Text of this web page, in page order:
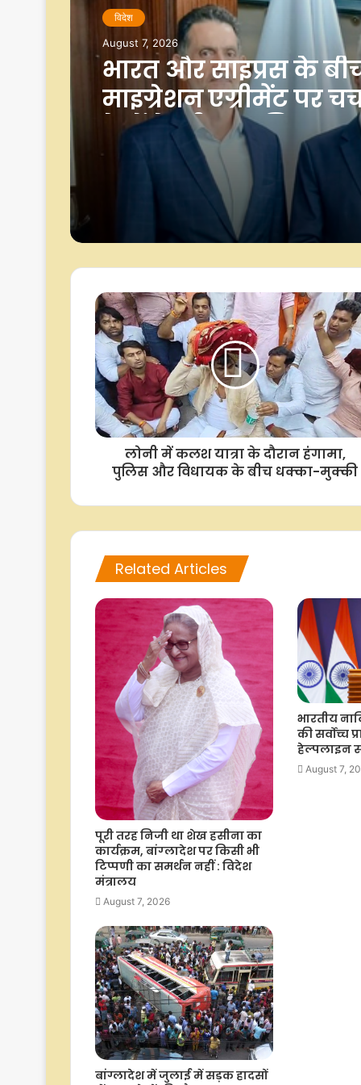
विदेश
August 7, 2026
भारत और साइप्रस के
माइग्रेशन एग्रीमेंट पर
देशों के बीच सुरक्षित
पर जोर
लोनी में कलश यात्रा के दौरान हंगामा,
पुलिस और विधायक के बीच धक्का-मुक्की
Related Articles
पूरी तरह न‍िजी था शेख हसीना का
कार्यक्रम, बांग्‍लादेश पर क‍िसी भी
ट‍िप्‍पणी का समर्थन नहीं : विदेश
मंत्रालय
August 7, 2026
भारतीय
की सर्वोच्च
हेल्पलाइन
August 7,
बांग्लादेश में जुलाई में सड़क हादसों